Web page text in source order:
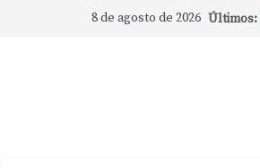
8 de agosto de 2026 Últimos: